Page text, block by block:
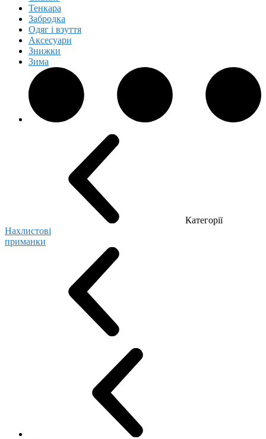
Тенкара
Забродка
Одяг і взуття
Аксесуари
Знижки
Зима
Категорії
Нахлистові
приманки